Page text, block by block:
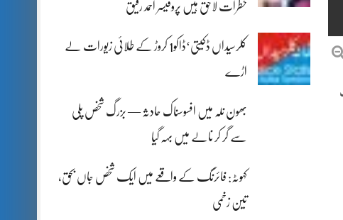
خطرات لاحق ہیں پروفیسر احمد رفیق
کلرسیداں ڈکیتی‘ڈاکو1 کروڑ کے طلائی زیورات لے
اڑے
بھون نلہ میں افسوسناک حادثہ — بزرگ شخص پلی
سے گر کر نالے میں بہہ گیا
کہوٹہ: فائرنگ کے واقعے میں ایک شخص جاں بحق،
تین زخمی